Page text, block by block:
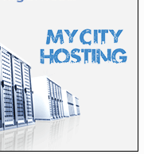
prizor: Pronađene kosti
na pojedim graničnim
odgovor na Starlink: Stiže